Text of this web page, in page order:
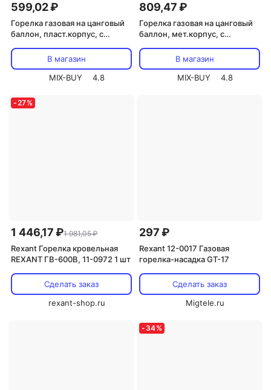
599,02 ₽
Горелка газовая на цанговый
баллон, пласт.корпус, с
цена за 1 штВ магазин
MIX-BUY
4.8
809,47 ₽
Горелка газовая на цанговый
баллон, мет.корпус, с
керамич.изолятор, сопло 22
мм, цена за 1 шт
В магазин
MIX-BUY
4.8
-27%
1 446,17 ₽1 981,05 ₽
Rexant Горелка кровельная
REXANT ГВ-600В, 11-0972 1 шт
Сделать заказ
rexant-shop.ru
297 ₽
Rexant 12-0017 Газовая
горелка-насадка GT-17
Сделать заказ
Migtele.ru
- 34%